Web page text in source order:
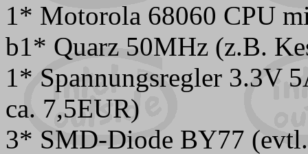
1* Motorola 68060 CPU
b1* Quarz 50MHz (z.B.
1* Spannungsregler 3.3V
ca. 7,5EUR)
3* SMD-Diode BY77